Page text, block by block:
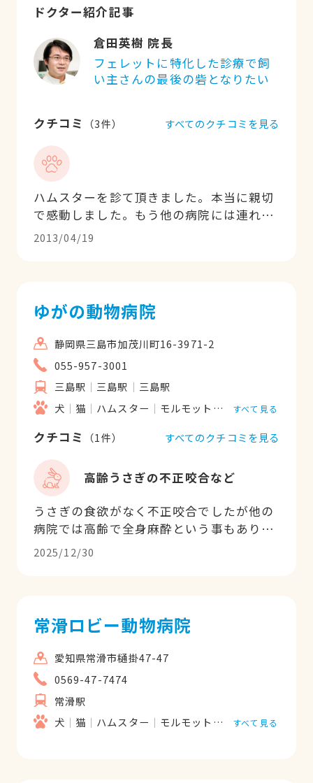
ドクター紹介記事
倉田英樹 院長
フェレットに特化した診療で飼
い主さんの最後の砦となりたい
クチコミ （3件）
ハムスターを診て頂きました。本当に親切
で感動しました。もう他の病院には連れて
行きたくない！と思える程丁寧で親身にな
ってベストな治療を考えて下さいます。病
2013/04/19
すべてのクチコミを見る
ゆがの動物病院
静岡県三島市加茂川町16-3971-2
055-957-3001
三島駅
三島駅
三島駅
犬
猫 ハムスター モルモット フェレット
すべて見る
クチコミ （1件）
高齢うさぎの不正咬合など
うさぎの食欲がなく不正咬合でしたが他の
病院では高齢で全身麻酔という事もあり治
療を断られて困っていました。 この病院を
知り先生に相談してみたところ、なんなく
変お世話になりました。 多忙の中、時間外
の診察でも心よく引き受けてくださり、感
謝してもしきれないほどです。 先生は若く
落ち着いた方ですが、うちの子を助ける気
持ちや熱意が強く感じました。 また飼い主
の気持ちに寄り添ってくれる、温かい動物
病院です。 心より感謝してます。 ありがと
2025/12/30
すべてのクチコミを見る
常滑ロビー動物病院
愛知県常滑市樋掛47-47
0569-47-7474
常滑駅
犬
猫 ハムスター モルモット フェレット
すべて見る